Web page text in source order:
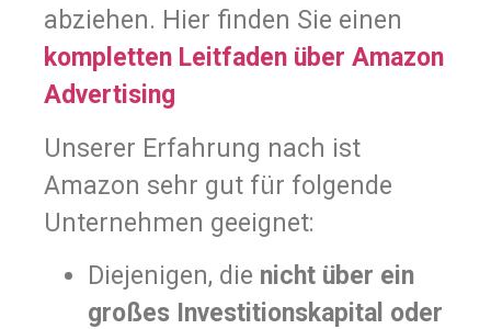
abziehen. Hier finden Sie einen
kompletten Leitfaden über Amazon
Advertising
Unserer Erfahrung nach ist
Amazon sehr gut für folgende
Unternehmen geeignet:
Diejenigen, die nicht über ein
großes Investitionskapital oder